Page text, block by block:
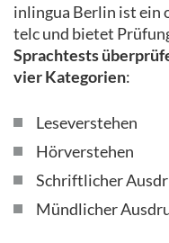
inlingua Berlin ist ein
telc und bietet
Sprachtests
vier Kategorien:
Leseverstehen
Hörverstehen
Schriftlicher
Mündlicher